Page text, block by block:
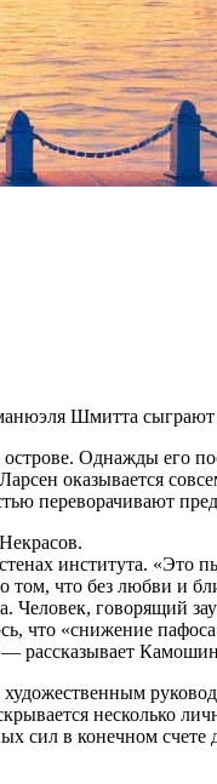
Шмитта
Однажды его
оказывается
переворачивают
института. «Это
том, что без любви и
Человек, говорящий
что «снижение
рассказывает
несколько
сил в конечном